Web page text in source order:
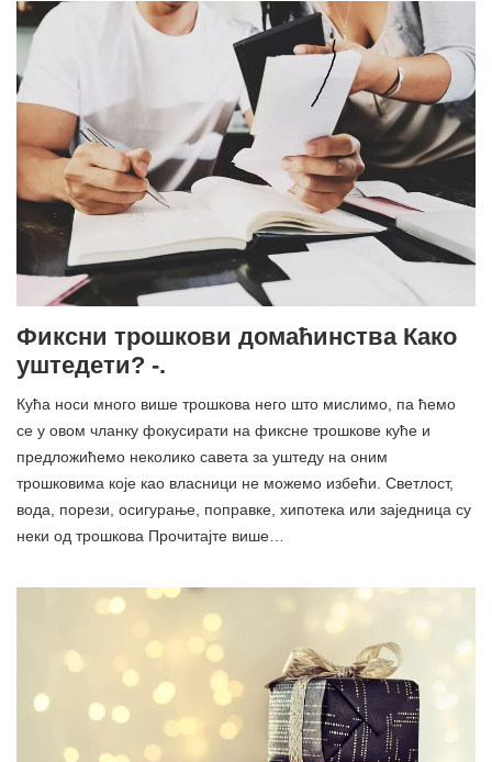
Фиксни трошкови домаћинства Како
уштедети? -.
Кућа носи много више трошкова него што мислимо, па ћемо
се у овом чланку фокусирати на фиксне трошкове куће и
предложићемо неколико савета за уштеду на оним
трошковима које као власници не можемо избећи. Светлост,
вода, порези, осигурање, поправке, хипотека или заједница су
неки од трошкова Прочитајте више…